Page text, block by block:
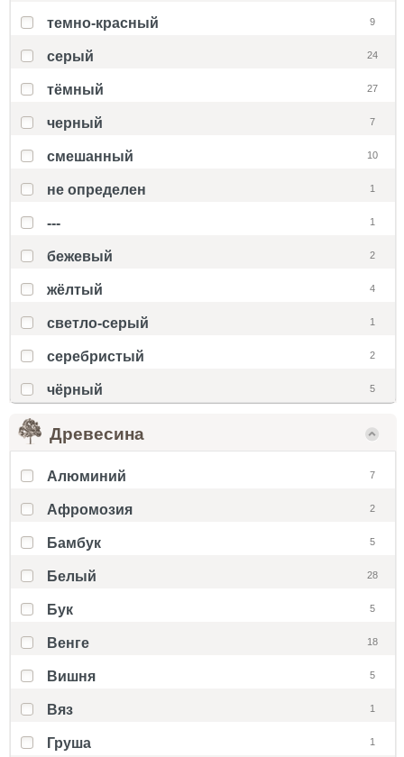
темно-красный 9
серый 24
тёмный 27
черный 7
смешанный 10
не определен 1
--- 1
бежевый 2
жёлтый 4
светло-серый 1
серебристый 2
чёрный 5
Древесина
Алюминий 7
Афромозия 2
Бамбук 5
Белый 28
Бук 5
Венге 18
Вишня 5
Вяз 1
Груша 1